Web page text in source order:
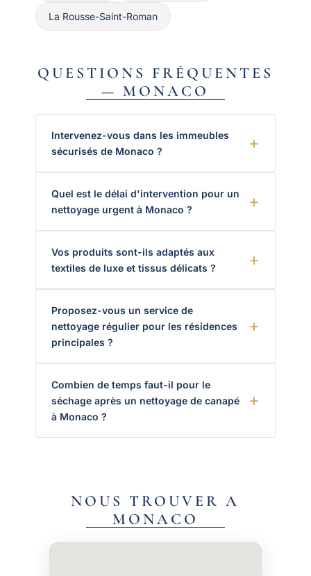
La Rousse-Saint-Roman
QUESTIONS FRÉQUENTES
— MONACO
Intervenez-vous dans les immeubles
sécurisés de Monaco ?
Quel est le délai d'intervention pour un
nettoyage urgent à Monaco ?
Vos produits sont-ils adaptés aux
textiles de luxe et tissus délicats ?
Proposez-vous un service de
nettoyage régulier pour les résidences
principales ?
Combien de temps faut-il pour le
séchage après un nettoyage de canapé
à Monaco ?
NOUS TROUVER A
MONACO